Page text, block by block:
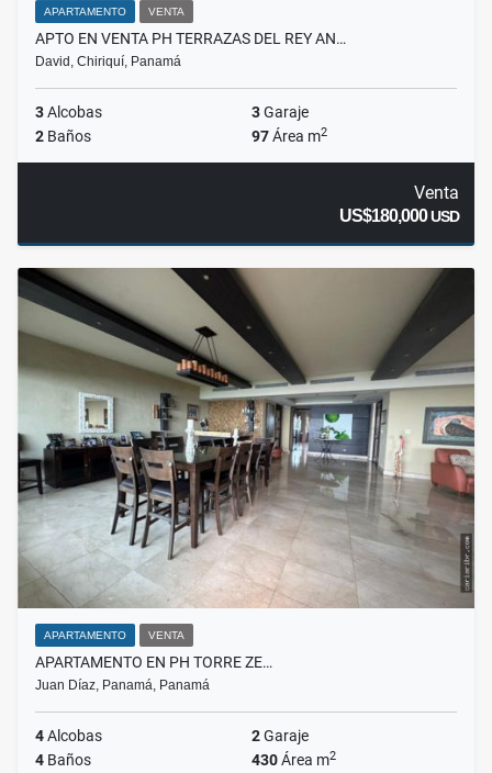
APARTAMENTO VENTA
APTO EN VENTA PH TERRAZAS DEL REY AN…
David, Chiriquí, Panamá
3Alcobas 3Garaje
2 Baños 97Área m2
Venta
US$180,000USD
APARTAMENTO VENTA
APARTAMENTO EN PH TORRE ZE…
Juan Díaz, Panamá, Panamá
4Alcobas 2Garaje
4 Baños 430Área m2